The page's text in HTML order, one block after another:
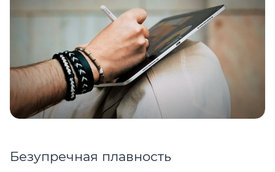
Безупречная плавность